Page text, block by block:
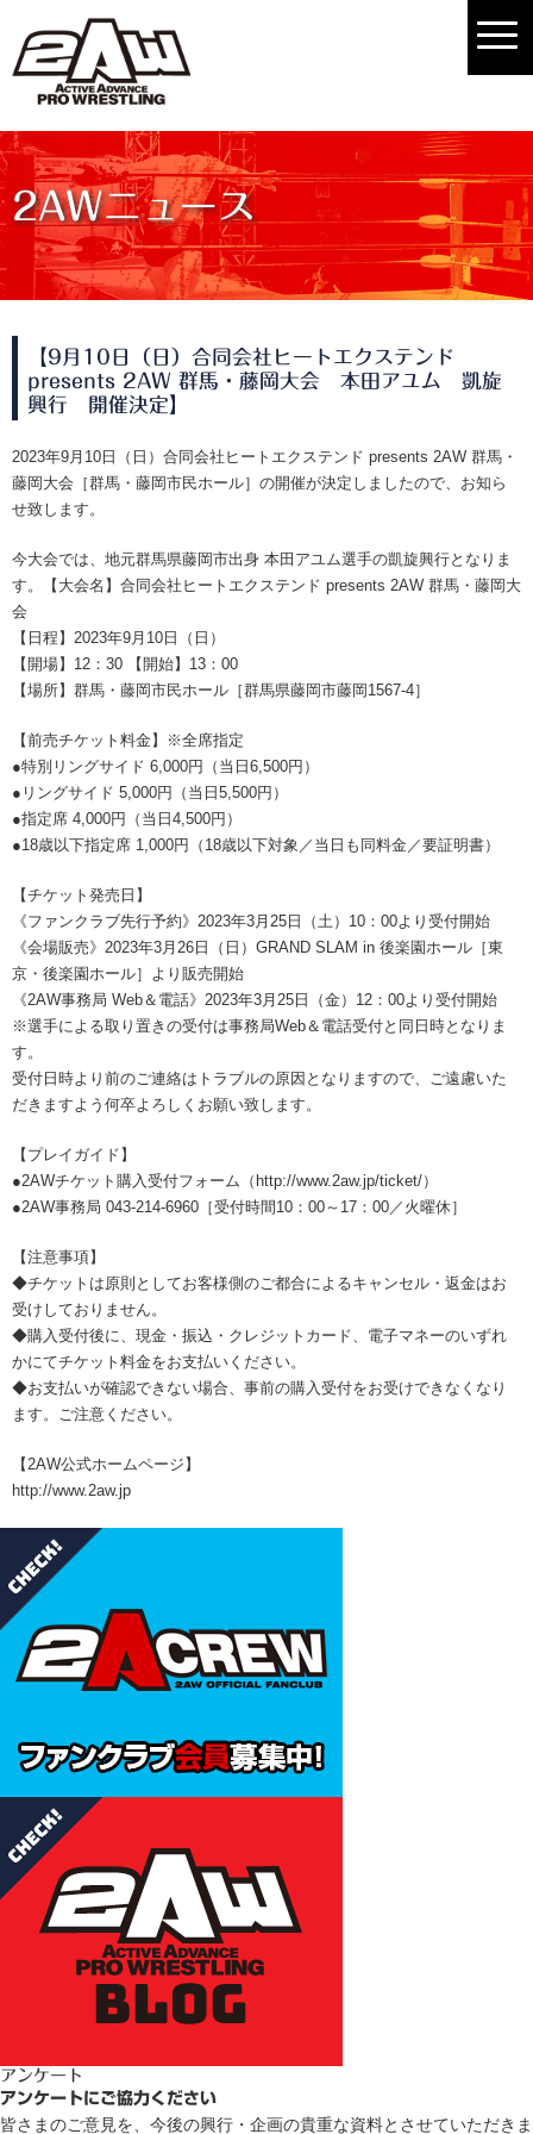
2AWニュース
【9月10日（日）合同会社ヒートエクステンド
presents 2AW 群馬・藤岡大会 本田アユム 凱旋
興行 開催決定】
2023年9月10日（日）合同会社ヒートエクステンド presents 2AW 群馬・
藤岡大会［群馬・藤岡市民ホール］の開催が決定しましたので、お知ら
せ致します。
今大会では、地元群馬県藤岡市出身 本田アユム選手の凱旋興行となりま
す。【大会名】合同会社ヒートエクステンド presents 2AW 群馬・藤岡大
会
【日程】2023年9月10日（日）
【開場】12：30 【開始】13：00
【場所】群馬・藤岡市民ホール［群馬県藤岡市藤岡1567-4］
【前売チケット料金】※全席指定
●特別リングサイド 6,000円（当日6,500円）
●リングサイド 5,000円（当日5,500円）
●指定席 4,000円（当日4,500円）
●18歳以下指定席 1,000円（18歳以下対象／当日も同料金／要証明書）
【チケット発売日】
《ファンクラブ先行予約》2023年3月25日（土）10：00より受付開始
《会場販売》2023年3月26日（日）GRAND SLAM in 後楽園ホール［東
京・後楽園ホール］より販売開始
《2AW事務局 Web＆電話》2023年3月25日（金）12：00より受付開始
※選手による取り置きの受付は事務局Web＆電話受付と同日時となりま
す。
受付日時より前のご連絡はトラブルの原因となりますので、ご遠慮いた
だきますよう何卒よろしくお願い致します。
【プレイガイド】
●2AWチケット購入受付フォーム（http://www.2aw.jp/ticket/）
●2AW事務局 043-214-6960［受付時間10：00～17：00／火曜休］
【注意事項】
◆チケットは原則としてお客様側のご都合によるキャンセル・返金はお
受けしておりません。
◆購入受付後に、現金・振込・クレジットカード、電子マネーのいずれ
かにてチケット料金をお支払いください。
◆お支払いが確認できない場合、事前の購入受付をお受けできなくなり
ます。ご注意ください。
【2AW公式ホームページ】
http://www.2aw.jp
アンケート
アンケートにご協力ください
皆さまのご意見を、今後の興行・企画の貴重な資料とさせていただきま